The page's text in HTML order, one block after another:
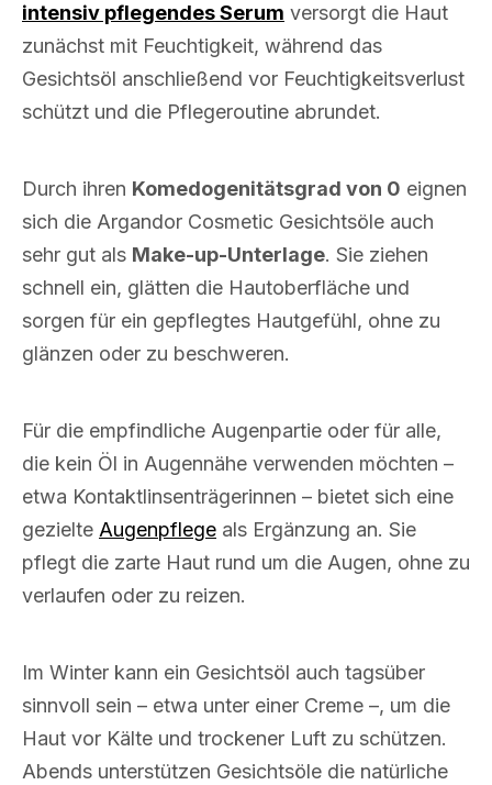
intensiv pflegendes Serum versorgt die Haut
zunächst mit Feuchtigkeit, während das
Gesichtsöl anschließend vor Feuchtigkeitsverlust
schützt und die Pflegeroutine abrundet.
Durch ihren Komedogenitätsgrad von 0 eignen
sich die Argandor Cosmetic Gesichtsöle auch
sehr gut als Make-up-Unterlage. Sie ziehen
schnell ein, glätten die Hautoberfläche und
sorgen für ein gepflegtes Hautgefühl, ohne zu
glänzen oder zu beschweren.
Für die empfindliche Augenpartie oder für alle,
die kein Öl in Augennähe verwenden möchten –
etwa Kontaktlinsenträgerinnen – bietet sich eine
gezielte Augenpflege als Ergänzung an. Sie
pflegt die zarte Haut rund um die Augen, ohne zu
verlaufen oder zu reizen.
Im Winter kann ein Gesichtsöl auch tagsüber
sinnvoll sein – etwa unter einer Creme –, um die
Haut vor Kälte und trockener Luft zu schützen.
Abends unterstützen Gesichtsöle die natürliche